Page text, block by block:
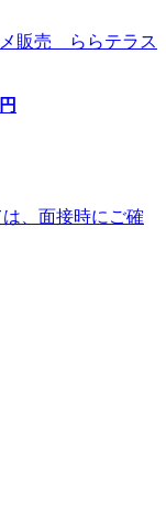
メ販売 ららテラス
円
、面接時にご確